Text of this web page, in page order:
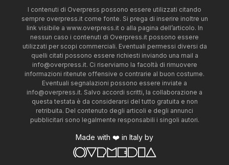
I contenuti di Overpress possono essere utilizzati citando
sempre overpress.it come fonte. Si prega di inserire inoltre un
link visibile a www.overpress.it o alla pagina dell’articolo. In
nessun caso i contenuti di Overpress.it possono essere
utilizzati per scopi commerciali. Eventuali permessi diversi da
quelli citati possono essere richiesti inviando una mail a
info@overpress.it. Ci riserviamo la facoltà di rimuovere
informazioni ritenute offensive o contrarie al buon costume.
Eventuali segnalazioni possono essere inviate a
info@overpress.it. Salvo accordi scritti, la collaborazione a
questa testata è da considerarsi del tutto gratuita e non
retribuita. Del contenuto degli articoli e degli annunci
pubblicitari sono legalmente responsabili i singoli autori.
Made with ❤️ in Italy by